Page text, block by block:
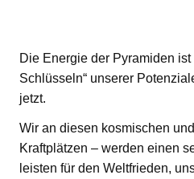
Die Energie der Pyramiden ist
Schlüsseln“ unserer
jetzt.
Wir an diesen kosmischen
Kraftplätzen – werden einen
leisten für den Weltfrieden,